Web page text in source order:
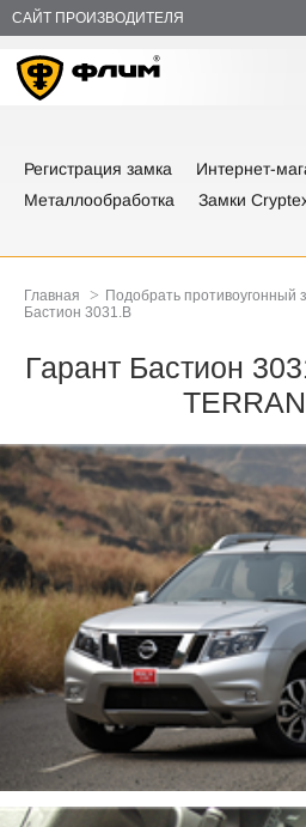
САЙТ ПРОИЗВОДИТЕЛЯ
Регистрация замка
Интернет-
Металлообработка
Замки
Главная > Подобрать противоугонный
Бастион 3031.B
Гарант Бастион